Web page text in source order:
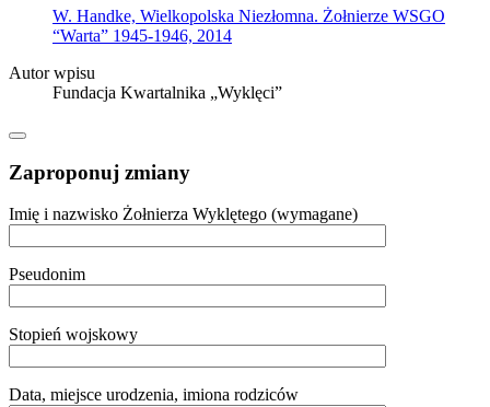
W. Handke, Wielkopolska Niezłomna. Żołnierze WSGO
“Warta” 1945-1946, 2014
Autor wpisu
Fundacja Kwartalnika „Wyklęci”
Zaproponuj zmiany
Imię i nazwisko Żołnierza Wyklętego (wymagane)
Pseudonim
Stopień wojskowy
Data, miejsce urodzenia, imiona rodziców